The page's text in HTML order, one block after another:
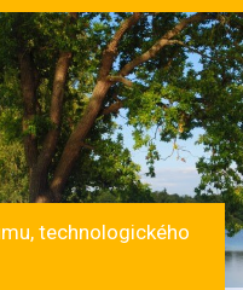
technologického